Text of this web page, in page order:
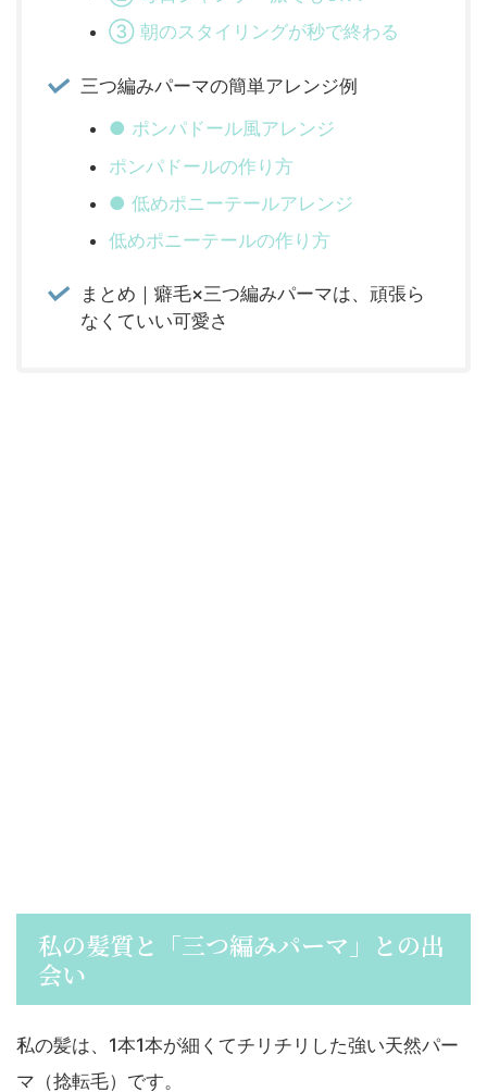
③ 朝のスタイリングが秒で終わる
三つ編みパーマの簡単アレンジ例
● ポンパドール風アレンジ
ポンパドールの作り方
● 低めポニーテールアレンジ
低めポニーテールの作り方
まとめ｜癖毛×三つ編みパーマは、頑張ら
なくていい可愛さ
私の髪質と「三つ編みパーマ」との出
会い
私の髪は、1本1本が細くてチリチリした強い天然パー
マ（捻転毛）です。